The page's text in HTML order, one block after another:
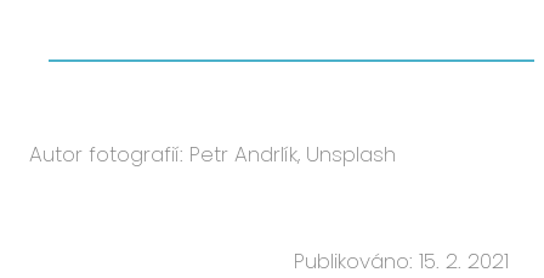
Autor fotografií: Petr Andrlík, Unsplash
Publikováno: 15. 2. 2021